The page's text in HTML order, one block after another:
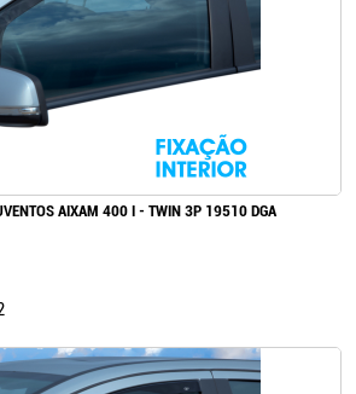
AIXAM 400 I - TWIN 3P 19510 DGA